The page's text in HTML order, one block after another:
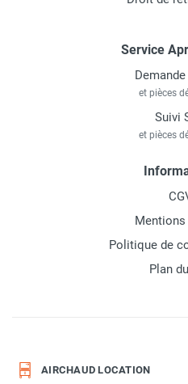
Service
et pièces
Suivi
et pièces
Mentions
Politique de
Plan
AIRCHAUD LOCATION